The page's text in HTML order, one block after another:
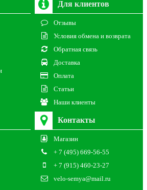
Для клиентов
Отзывы
Условия обмена и возврата
Обратная связь
Доставка
Оплата
Статьи
Наши клиенты
Контакты
Магазин
+ 7 (495) 669-56-55
+ 7 (915) 460-23-27
velo-semya@mail.ru